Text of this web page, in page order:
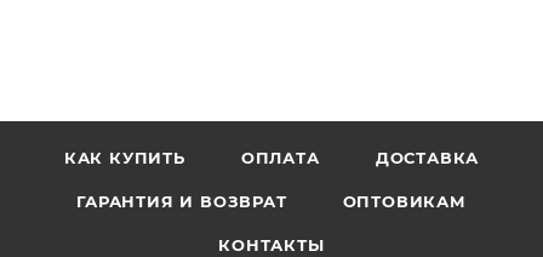
КАК КУПИТЬ ОПЛАТА ДОСТАВКА
ГАРАНТИЯ И ВОЗВРАТ ОПТОВИКАМ
КОНТАКТЫ